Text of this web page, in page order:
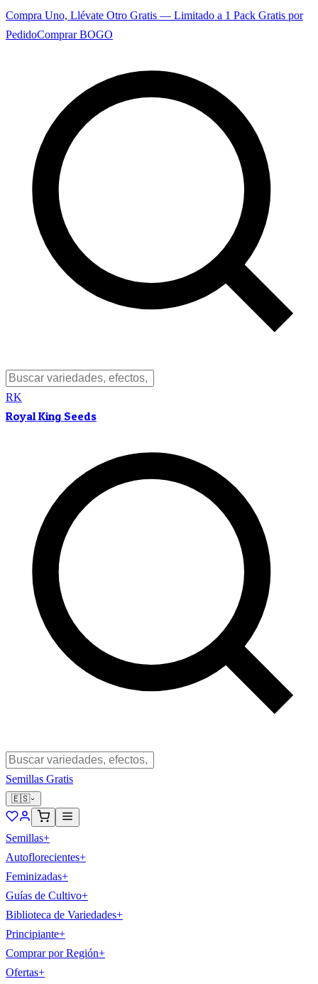
Compra Uno, Llévate Otro Gratis — Limitado a 1 Pack Gratis por
PedidoComprar BOGO
RK
Royal King Seeds
Semillas Gratis
🇪🇸
Semillas+
Autoflorecientes+
Feminizadas+
Guías de Cultivo+
Biblioteca de Variedades+
Principiante+
Comprar por Región+
Ofertas+